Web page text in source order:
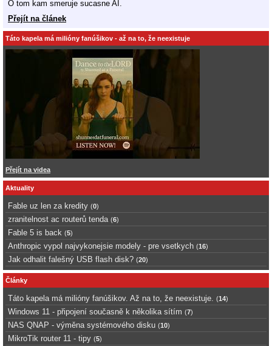
O tom kam smeruje sucasne AI.
Přejít na článek
Táto kapela má milióny fanúšikov - až na to, že neexistuje
Přejít na videa
Aktuality
Fable uz len za kredity (0)
zranitelnost ac routerů tenda (6)
Fable 5 is back (5)
Anthropic vypol najvykonejsie modely - pre vsetkych (16)
Jak odhalit falešný USB flash disk? (20)
Články
Táto kapela má milióny fanúšikov. Až na to, že neexistuje. (14)
Windows 11 - připojení současně k několika sítím (7)
NAS QNAP - výměna systémového disku (10)
MikroTik router 11 - tipy (5)